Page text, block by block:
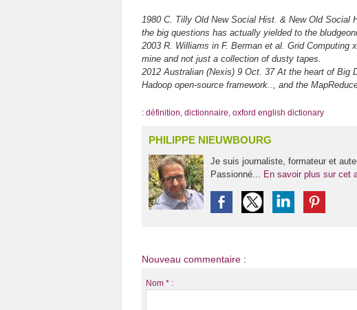
1980 C. Tilly Old New Social Hist. & New Old Social
the big questions has actually yielded to the
2003 R. Williams in F. Berman et al. Grid
mine and not just a collection of dusty tapes.
2012 Australian (Nexis) 9 Oct. 37 At the heart of Big
Hadoop open-source framework.., and the
: définition, dictionnaire, oxford english dictionary
PHILIPPE NIEUWBOURG
Je suis journaliste, formateur et
Passionné... En savoir plus sur cet
Nouveau commentaire :
Nom * :